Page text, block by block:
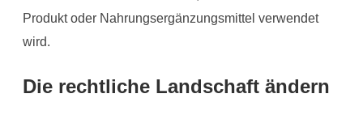
Produkt oder Nahrungsergänzungsmittel verwendet
wird.
Die rechtliche Landschaft ändern